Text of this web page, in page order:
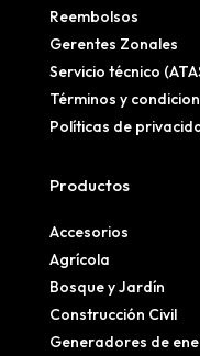
Reembolsos
Gerentes Zonales
Servicio técnico
Términos y
Políticas de
Productos
Accesorios
Agrícola
Bosque y Jardín
Construcción Civil
Generadores de